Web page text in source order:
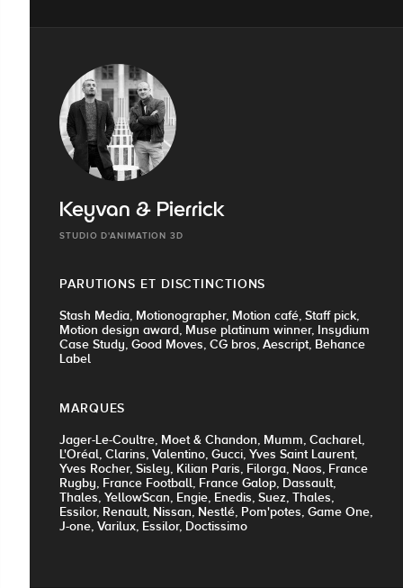
Keyvan & Pierrick
STUDIO D'ANIMATION 3D
PARUTIONS ET DISCTINCTIONS
Stash Media, Motionographer, Motion café, Staff pick,
Motion design award, Muse platinum winner, Insydium
Case Study, Good Moves, CG bros, Aescript, Behance
Label
MARQUES
Jager-Le-Coultre, Moet & Chandon, Mumm, Cacharel,
L'Oréal, Clarins, Valentino, Gucci, Yves Saint Laurent,
Yves Rocher, Sisley, Kilian Paris, Filorga, Naos, France
Rugby, France Football, France Galop, Dassault,
Thales, YellowScan, Engie, Enedis, Suez, Thales,
Essilor, Renault, Nissan, Nestlé, Pom'potes, Game One,
J-one, Varilux, Essilor, Doctissimo